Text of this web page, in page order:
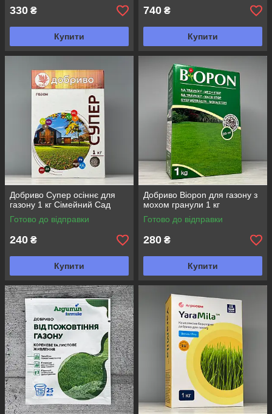
330 ₴
Купити
740 ₴
Купити
Добриво Супер осіннє для
газону 1 кг Сімейний Сад
Готово до відправки
240 ₴
Купити
Добриво Biopon для газону з
мохом гранули 1 кг
Готово до відправки
280 ₴
Купити